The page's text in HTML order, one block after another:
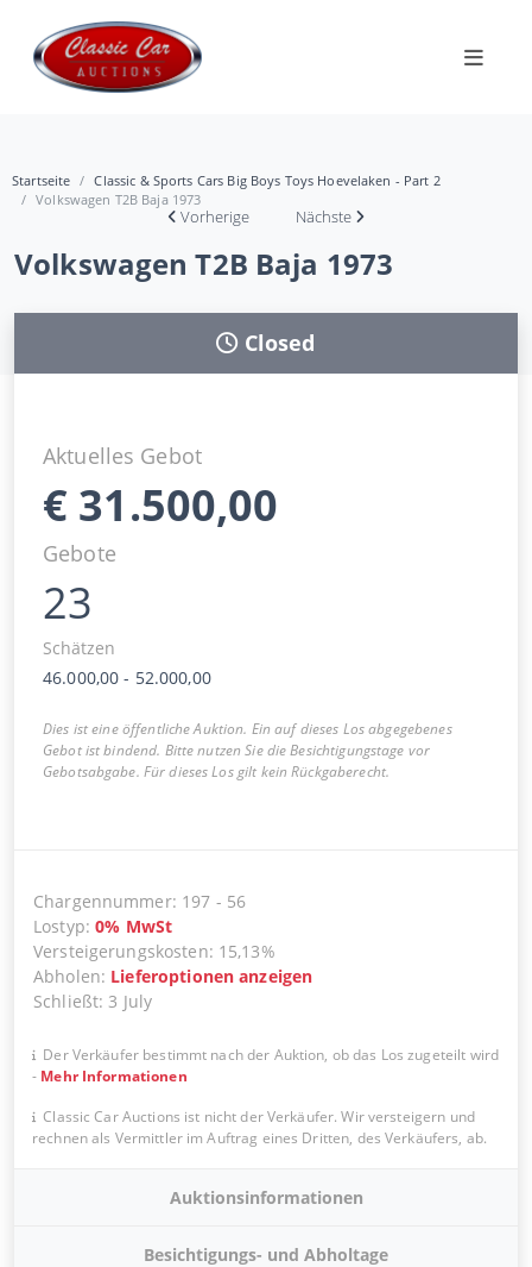
Startseite
Classic & Sports Cars Big Boys Toys Hoevelaken - Part 2
Volkswagen T2B Baja 1973
Vorherige Nächste
Volkswagen T2B Baja 1973
Closed
Aktuelles Gebot
€ 31.500,00
Gebote
23
Schätzen
46.000,00 - 52.000,00
Dies ist eine öffentliche Auktion. Ein auf dieses Los abgegebenes
Gebot ist bindend. Bitte nutzen Sie die Besichtigungstage vor
Gebotsabgabe. Für dieses Los gilt kein Rückgaberecht.
Chargennummer: 197 - 56
Lostyp:0% MwSt
Versteigerungskosten: 15,13%
Abholen: Lieferoptionen anzeigen
Schließt: 3 July
Der Verkäufer bestimmt nach der Auktion, ob das Los zugeteilt wird
- Mehr Informationen
Classic Car Auctions ist nicht der Verkäufer. Wir versteigern und
rechnen als Vermittler im Auftrag eines Dritten, des Verkäufers, ab.
Auktionsinformationen
Besichtigungs- und Abholtage